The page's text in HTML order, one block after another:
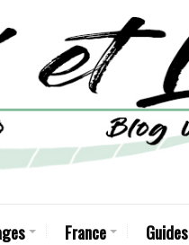
France Guides